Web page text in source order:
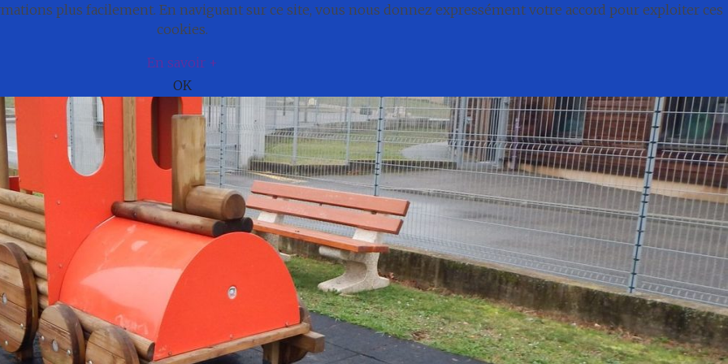
Cadre de vie
plus facilement. En naviguant sur ce site, vous nous donnez expressément votre accord pour exploiter ces
cookies.
En savoir +
OK